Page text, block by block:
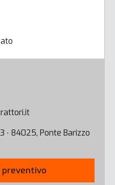
∙ 84025, Ponte Barizzo
preventivo